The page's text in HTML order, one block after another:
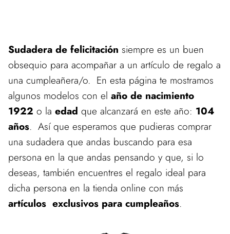
Sudadera de felicitación siempre es un buen
obsequio para acompañar a un artículo de regalo a
una cumpleañera/o. En esta página te mostramos
algunos modelos con el año de nacimiento
1922 o la edad que alcanzará en este año: 104
años. Así que esperamos que pudieras comprar
una sudadera que andas buscando para esa
persona en la que andas pensando y que, si lo
deseas, también encuentres el regalo ideal para
dicha persona en la tienda online con más
artículos exclusivos para cumpleaños.